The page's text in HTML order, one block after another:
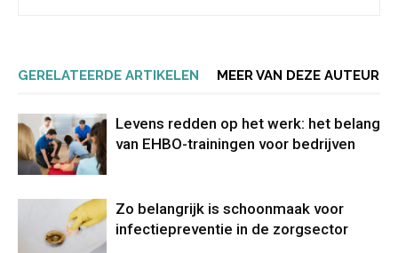
GERELATEERDE ARTIKELEN MEER VAN DEZE AUTEUR
Levens redden op het werk: het belang
van EHBO-trainingen voor bedrijven
Zo belangrijk is schoonmaak voor
infectiepreventie in de zorgsector